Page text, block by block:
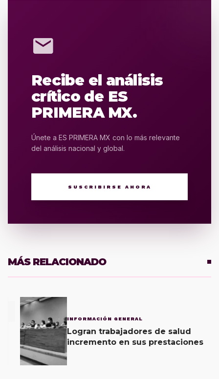
mail
Recibe el análisis
crítico de ES
PRIMERA MX.
Únete a ES PRIMERA MX con lo más relevante
del análisis nacional y global.
SUSCRIBIRSE AHORA
MÁS RELACIONADO
INFORMACIÓN GENERAL
Logran trabajadores de salud
incremento en sus prestaciones